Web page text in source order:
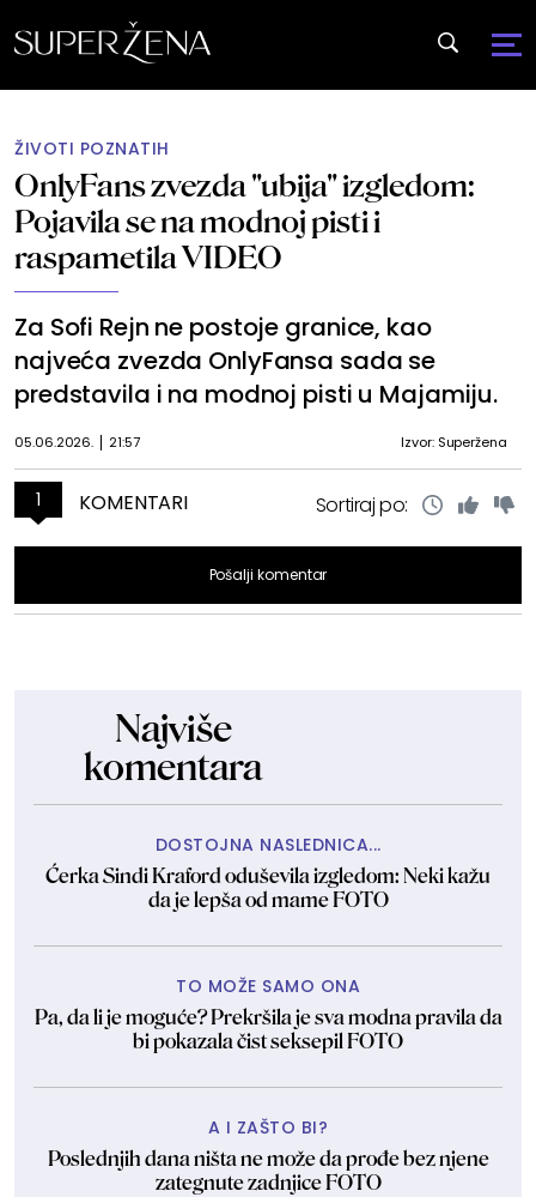
ŽIVOTI POZNATIH
OnlyFans zvezda "ubija" izgledom:
Pojavila se na modnoj pisti i
raspametila VIDEO
Za Sofi Rejn ne postoje granice, kao
najveća zvezda OnlyFansa sada se
predstavila i na modnoj pisti u Majamiju.
05.06.2026. 21:57 Izvor: Superžena
1 KOMENTARI Sortiraj po:
Pošalji komentar
Najviše
komentara
DOSTOJNA NASLEDNICA...
Ćerka Sindi Kraford oduševila izgledom: Neki kažu
da je lepša od mame FOTO
TO MOŽE SAMO ONA
Pa, da li je moguće? Prekršila je sva modna pravila da
bi pokazala čist seksepil FOTO
A I ZAŠTO BI?
Poslednjih dana ništa ne može da prođe bez njene
zategnute zadnjice FOTO